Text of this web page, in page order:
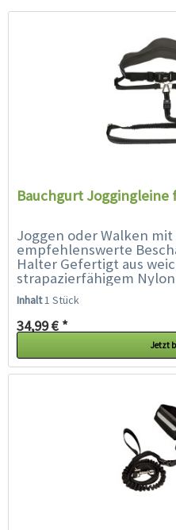
Bauchgurt
Joggen oder Walken
empfehlenswerte
Halter Gefertigt aus
strapazierfähigem
einen angenehmen
Inhalt1 Stück
34,99 € *
Jetzt